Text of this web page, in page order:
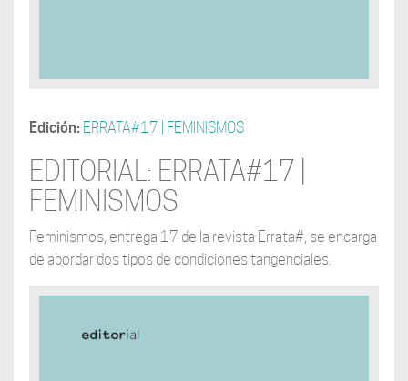
Edición: ERRATA#17 | FEMINISMOS
EDITORIAL: ERRATA#17 |
FEMINISMOS
Feminismos, entrega 17 de la revista Errata#, se encarga
de abordar dos tipos de condiciones tangenciales.